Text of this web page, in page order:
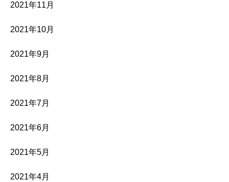
2021年11月
2021年10月
2021年9月
2021年8月
2021年7月
2021年6月
2021年5月
2021年4月